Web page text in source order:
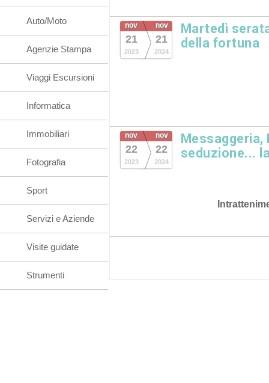
nov
21
2023
nov
21
2024
Martedì
della fortuna
nov
22
2023
nov
22
2024
Messaggeria,
seduzione...
Auto/Moto
Agenzie Stampa
Viaggi Escursioni
Informatica
Immobiliari
Fotografia
Sport
Servizi e Aziende
Visite guidate
Strumenti